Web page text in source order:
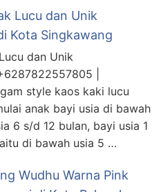
Lucu dan Unik
Kota Singkawang
dan Unik
|
style kaos kaki lucu
anak bayi usia di bawah
6 s/d 12 bulan, bayi usia 1
di bawah usia 5 …
Wudhu Warna Pink